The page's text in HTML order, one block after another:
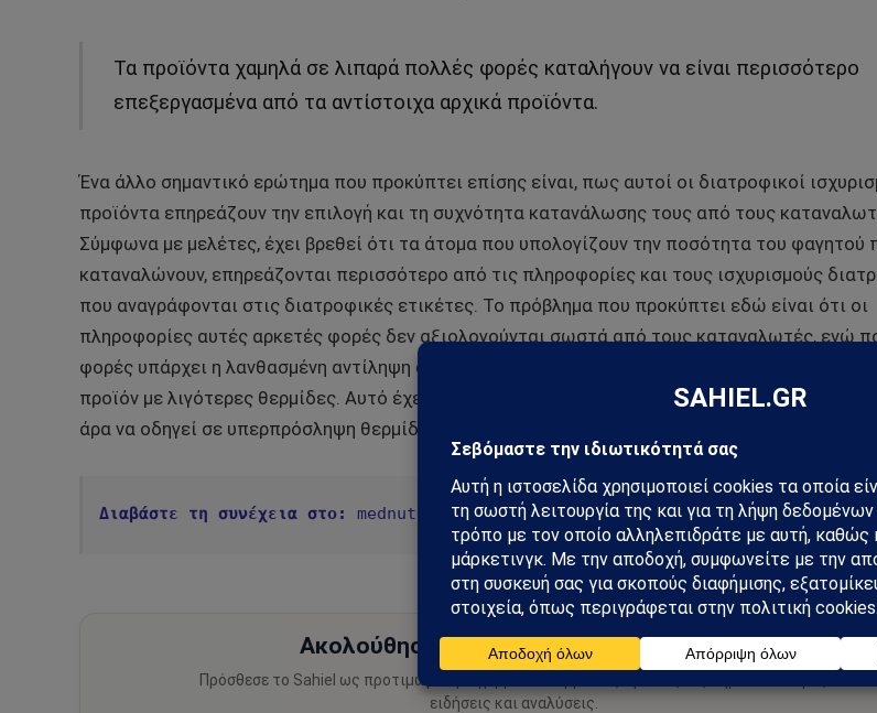
Τα προϊόντα χαμηλά σε λιπαρά πολλές φορές καταλήγουν να είναι περισσότερο
επεξεργασμένα από τα αντίστοιχα αρχικά προϊόντα.
Ένα άλλο σημαντικό ερώτημα που προκύπτει επίσης είναι, πως αυτοί οι διατροφικοί
προϊόντα επηρεάζουν την επιλογή και τη συχνότητα κατανάλωσης τους από τους
Σύμφωνα με μελέτες, έχει βρεθεί ότι τα άτομα που υπολογίζουν την ποσότητα του φαγητού
καταναλώνουν, επηρεάζονται περισσότερο από τις πληροφορίες και τους ισχυρισμούς
που αναγράφονται στις διατροφικές ετικέτες. Το πρόβλημα που προκύπτει εδώ είναι ότι οι
πληροφορίες αυτές αρκετές φορές δεν αξιολογούνται σωστά από τους καταναλωτές, ενώ
φορές υπάρχει η λανθασμένη αντίληψη ότι ένα προϊόν με «χαμηλά λιπαρά» ή «χωρίς λιπαρά»
προϊόν με λιγότερες θερμίδες. Αυτό έχει ως αποτέλεσμα να καταναλώνεται περισσότερες
άρα να οδηγεί σε υπερπρόσληψη θερμίδων και τελικά σε αύξηση του βάρους.
Διαβάστε τη συνέχεια στο: mednutrition.gr
Ακολούθησε το Sahiel στο Google News
Πρόσθεσε το Sahiel ως προτιμώμενη πηγή για να λαμβάνεις πρώτος τις σημαντικότερες
ειδήσεις και αναλύσεις.